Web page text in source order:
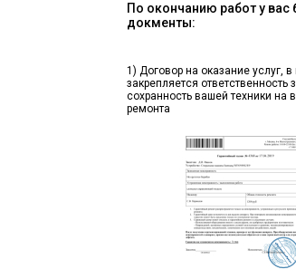
По окончанию работ у вас
докменты:
1) Договор на оказание услуг, в
закрепляется ответственность
сохранность вашей техники на
ремонта